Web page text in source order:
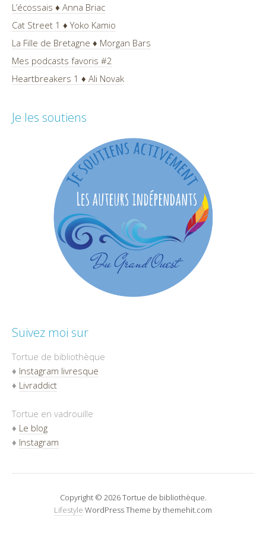
L’écossais ♦ Anna Briac
Cat Street 1 ♦ Yoko Kamio
La Fille de Bretagne ♦ Morgan Bars
Mes podcasts favoris #2
Heartbreakers 1 ♦ Ali Novak
Je les soutiens
Suivez moi sur
Tortue de bibliothèque
♦ Instagram livresque
♦ Livraddict
Tortue en vadrouille
♦ Le blog
♦ Instagram
Copyright © 2026 Tortue de bibliothèque.
Lifestyle WordPress Theme by themehit.com